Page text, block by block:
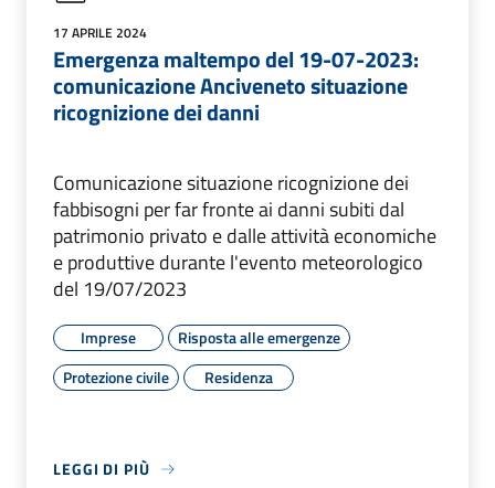
17 APRILE 2024
Emergenza maltempo del 19-07-2023:
comunicazione Anciveneto situazione
ricognizione dei danni
Comunicazione situazione ricognizione dei
fabbisogni per far fronte ai danni subiti dal
patrimonio privato e dalle attività economiche
e produttive durante l'evento meteorologico
del 19/07/2023
Imprese
Risposta alle emergenze
Protezione civile
Residenza
LEGGI DI PIÙ